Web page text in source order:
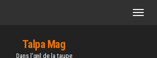
Talpa Mag
Dans l'œil de la taupe